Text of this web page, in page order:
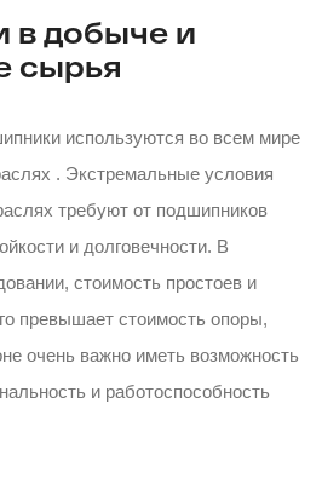
в добыче и
сырья
используются во всем мире
. Экстремальные условия
требуют от подшипников
и долговечности. В
стоимость простоев и
превышает стоимость опоры,
очень важно иметь возможность
и работоспособность